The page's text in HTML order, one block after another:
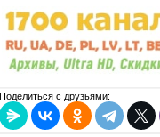
Поделиться с друзьями: